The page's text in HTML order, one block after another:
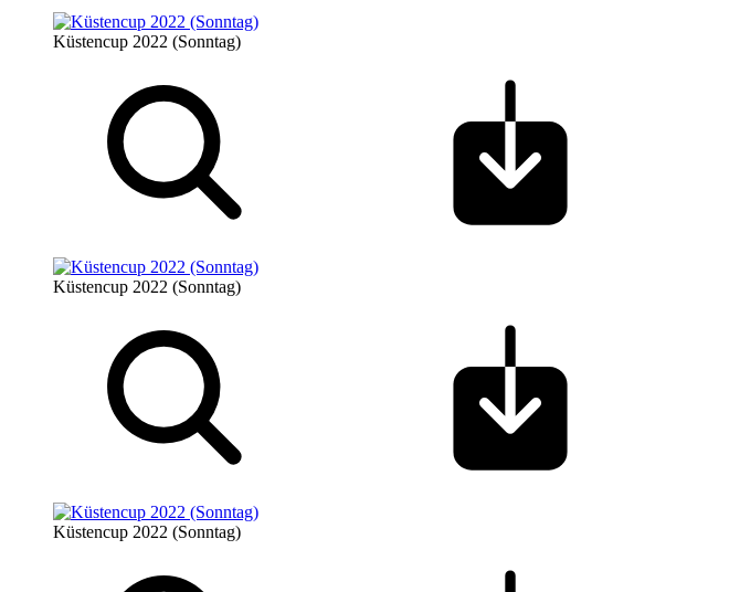
Küstencup 2022 (Sonntag)
Küstencup 2022 (Sonntag)
Küstencup 2022 (Sonntag)